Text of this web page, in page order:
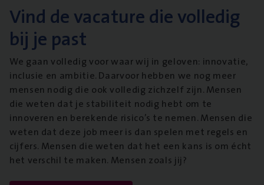
Vind de vacature die volledig
bij je past
We gaan volledig voor waar wij in geloven: innovatie,
inclusie en ambitie. Daarvoor hebben we nog meer
mensen nodig die ook volledig zichzelf zijn. Mensen
die weten dat je stabiliteit nodig hebt om te
innoveren en berekende risico’s te nemen. Mensen die
weten dat deze job meer is dan spelen met regels en
cijfers. Mensen die weten dat het een kans is om écht
het verschil te maken. Mensen zoals jij?